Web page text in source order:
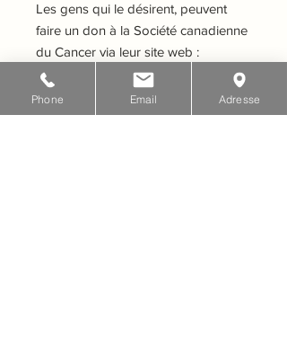
Les gens qui le désirent, peuvent
faire un don à la Société canadienne
du Cancer via leur site web :
https://www.cancer.ca/fr-ca/donate/?
region=qc&s_srx=cancer.ca-navbar-
frDes formulaires seront également
Phone Email Adresse